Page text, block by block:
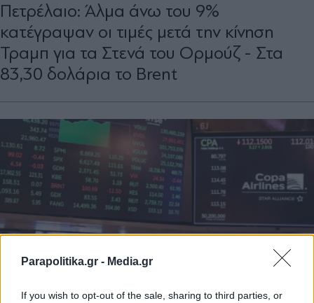
Parapolitika.gr - Media.gr
If you wish to opt-out of the sale, sharing to third parties, or
Πετρέλαιο: Άλμα άνω του 9%
κατέγραψαν οι τιμές μετά την κίνηση
Τραμπ για τα Στενά του Ορμούζ - Στα
83,30 δολάρια το Brent